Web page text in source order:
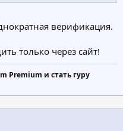
верификация.
только через сайт!
Premium и стать гуру